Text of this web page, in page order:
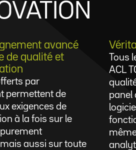
avancé
de qualité et
par
permettent de
exigences de
à la fois sur le
aussi sur toute
Tous
ACL
panel